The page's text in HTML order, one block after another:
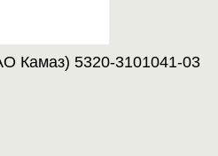
Камаз) 5320-3101041-03